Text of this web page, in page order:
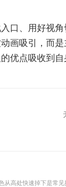
口、用好视
画吸引，而
优点吸收到
从高处快速掉下是常